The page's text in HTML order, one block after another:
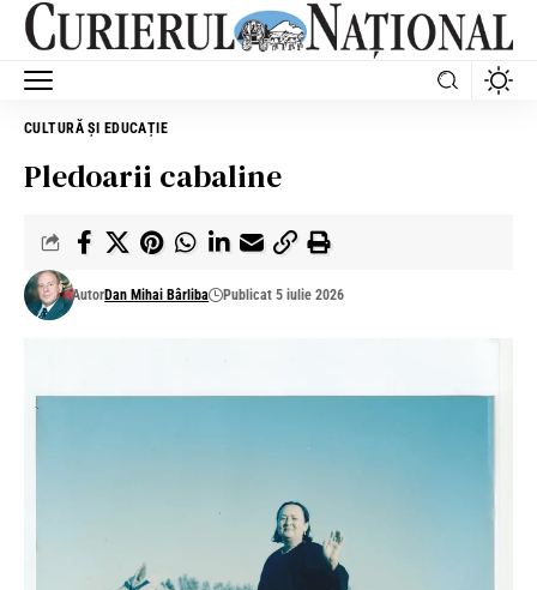
CULTURĂ ȘI EDUCAȚIE
Pledoarii cabaline
AutorDan Mihai Bârliba Publicat 5 iulie 2026